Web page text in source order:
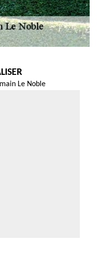
Le Noble